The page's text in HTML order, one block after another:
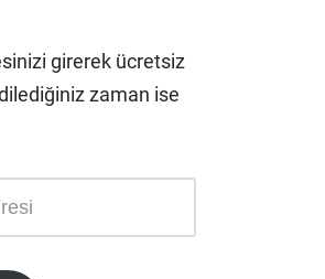
girerek ücretsiz
zaman ise